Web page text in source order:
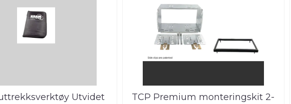
Utvidet
TCP Premium monteringskit 2-